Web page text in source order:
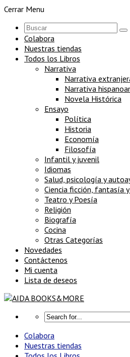
Cerrar Menu
Colabora
Nuestras tiendas
Todos los Libros
Narrativa
Narrativa
Narrativa
Novela Histórica
Ensayo
Política
Historia
Economía
Filosofía
Infantil y juvenil
Idiomas
Salud, psicología y
Ciencia ficción, fantasía
Teatro y Poesía
Religión
Biografía
Cocina
Otras Categorías
Novedades
Contáctenos
Mi cuenta
Lista de deseos
Colabora
Nuestras tiendas